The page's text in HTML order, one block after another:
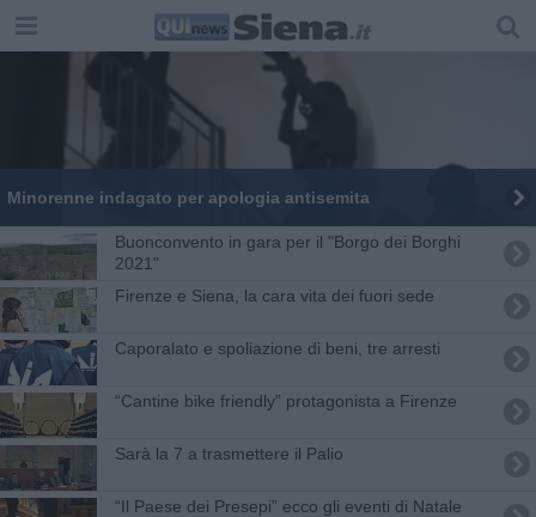
Minorenne indagato per apologia antisemita
Buonconvento in gara per il "Borgo dei Borghi
2021"
Firenze e Siena, la cara vita dei fuori sede
Caporalato e spoliazione di beni, tre arresti
“Cantine bike friendly” protagonista a Firenze
Sarà la 7 a trasmettere il Palio
“Il Paese dei Presepi” ecco gli eventi di Natale